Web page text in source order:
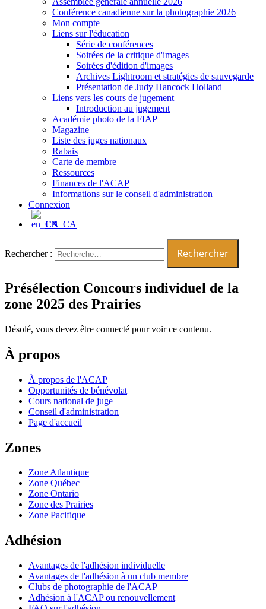
Conférence canadienne sur la photographie 2026
Mon compte
Liens sur l'éducation
Série de conférences
Soirées de la critique d'images
Soirées d'édition d'images
Archives Lightroom et stratégies de sauvegarde
Présentation de Judy Hancock Holland
Liens vers les cours de jugement
Introduction au jugement
Académie photo de la FIAP
Magazine
Liste des juges nationaux
Rabais
Carte de membre
Ressources
Finances de l'ACAP
Informations sur le conseil d'administration
Connexion
EN_CA
Rechercher :
Présélection Concours individuel de la
zone 2025 des Prairies
Désolé, vous devez être connecté pour voir ce contenu.
À propos
À propos de l'ACAP
Opportunités de bénévolat
Cours national de juge
Conseil d'administration
Page d'accueil
Zones
Zone Atlantique
Zone Québec
Zone Ontario
Zone des Prairies
Zone Pacifique
Adhésion
Avantages de l'adhésion individuelle
Avantages de l'adhésion à un club membre
Clubs de photographie de l'ACAP
Adhésion à l'ACAP ou renouvellement